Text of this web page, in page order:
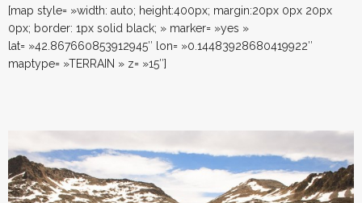
[map style= »width: auto; height:400px; margin:20px 0px 20px
0px; border: 1px solid black; » marker= »yes »
lat= »42.867660853912945″ lon= »0.14483928680419922″
maptype= »TERRAIN » z= »15″]